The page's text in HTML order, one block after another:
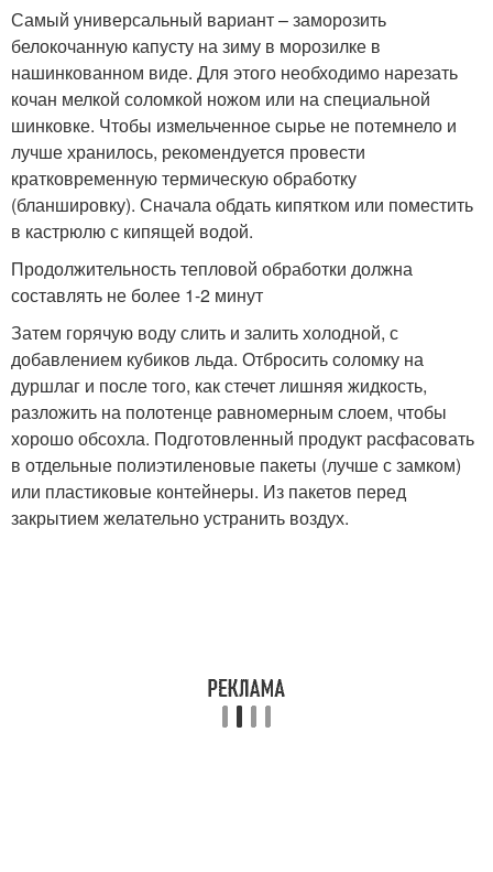
Самый универсальный вариант – заморозить
белокочанную капусту на зиму в морозилке в
нашинкованном виде. Для этого необходимо нарезать
кочан мелкой соломкой ножом или на специальной
шинковке. Чтобы измельченное сырье не потемнело и
лучше хранилось, рекомендуется провести
кратковременную термическую обработку
(бланшировку). Сначала обдать кипятком или поместить
в кастрюлю с кипящей водой.
Продолжительность тепловой обработки должна
составлять не более 1-2 минут
Затем горячую воду слить и залить холодной, с
добавлением кубиков льда. Отбросить соломку на
дуршлаг и после того, как стечет лишняя жидкость,
разложить на полотенце равномерным слоем, чтобы
хорошо обсохла. Подготовленный продукт расфасовать
в отдельные полиэтиленовые пакеты (лучше с замком)
или пластиковые контейнеры. Из пакетов перед
закрытием желательно устранить воздух.